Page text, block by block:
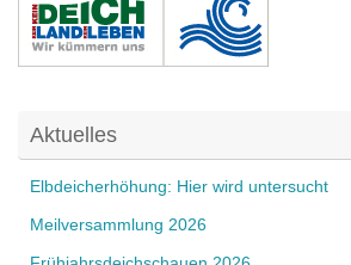
Aktuelles
Elbdeicherhöhung: Hier wird untersucht
Meilversammlung 2026